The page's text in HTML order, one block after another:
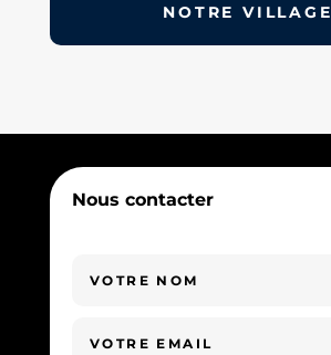
NOTRE VILLAGE
Nous contacter